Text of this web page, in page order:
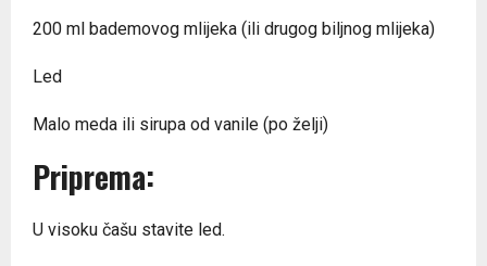
200 ml bademovog mlijeka (ili drugog biljnog mlijeka)
Led
Malo meda ili sirupa od vanile (po želji)
Priprema:
U visoku čašu stavite led.